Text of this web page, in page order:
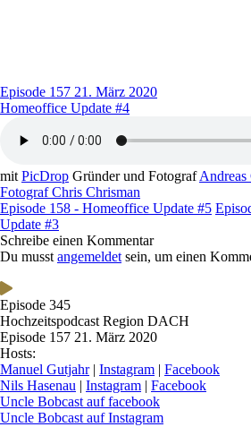
Episode 157 21. März 2020
Homeoffice Update #4
mit PicDrop Gründer und Fotograf
Fotograf Chris Chrisman
Episode 158 - Homeoffice Update #5
Update #3
Schreibe einen Kommentar
Du musst angemeldet sein, um einen
Episode 345
Hochzeitspodcast Region DACH
Episode 157 21. März 2020
Hosts:
Manuel Gutjahr| Instagram | Facebook
Nils Hasenau | Instagram | Facebook
Uncle Bobcast auf facebook
Uncle Bobcast auf Instagram